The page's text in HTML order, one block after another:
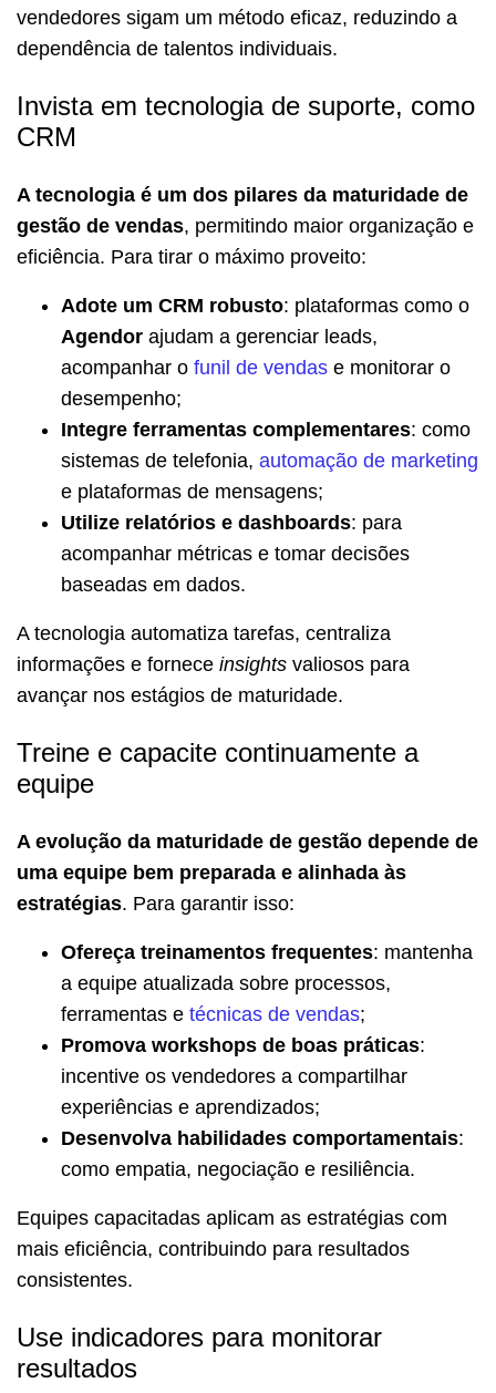
vendedores sigam um método eficaz, reduzindo a
dependência de talentos individuais.
Invista em tecnologia de suporte, como
CRM
A tecnologia é um dos pilares da maturidade de
gestão de vendas, permitindo maior organização e
eficiência. Para tirar o máximo proveito:
Adote um CRM robusto: plataformas como o
Agendor ajudam a gerenciar leads,
acompanhar o funil de vendas e monitorar o
desempenho;
Integre ferramentas complementares: como
sistemas de telefonia, automação de marketing
e plataformas de mensagens;
Utilize relatórios e dashboards: para
acompanhar métricas e tomar decisões
baseadas em dados.
A tecnologia automatiza tarefas, centraliza
informações e fornece insights valiosos para
avançar nos estágios de maturidade.
Treine e capacite continuamente a
equipe
A evolução da maturidade de gestão depende de
uma equipe bem preparada e alinhada às
estratégias. Para garantir isso:
Ofereça treinamentos frequentes: mantenha
a equipe atualizada sobre processos,
ferramentas e técnicas de vendas;
Promova workshops de boas práticas:
incentive os vendedores a compartilhar
experiências e aprendizados;
Desenvolva habilidades comportamentais:
como empatia, negociação e resiliência.
Equipes capacitadas aplicam as estratégias com
mais eficiência, contribuindo para resultados
consistentes.
Use indicadores para monitorar
resultados